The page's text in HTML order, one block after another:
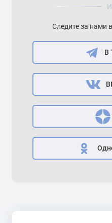
Следите за нами
В